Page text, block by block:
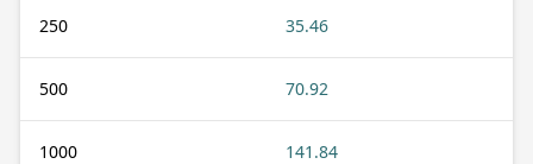
250 35.46
500 70.92
1000 141.84